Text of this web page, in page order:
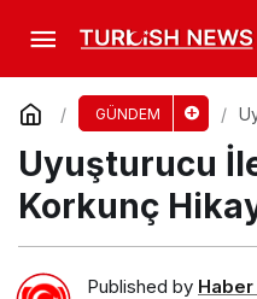
GÜNDEM
Uyuşturucu
Korkunç
Published by
Clive’ın Hayali:
Hazır mı?
Comment Share